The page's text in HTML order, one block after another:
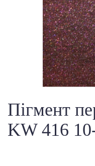
Пігмент
KW 416